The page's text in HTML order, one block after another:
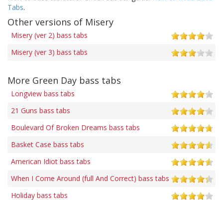
Tabs.
Other versions of Misery
Misery (ver 2) bass tabs
Misery (ver 3) bass tabs
More Green Day bass tabs
Longview bass tabs
21 Guns bass tabs
Boulevard Of Broken Dreams bass tabs
Basket Case bass tabs
American Idiot bass tabs
When I Come Around (full And Correct) bass tabs
Holiday bass tabs